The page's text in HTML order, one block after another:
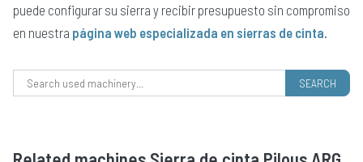
puede configurar su sierra y recibir presupuesto sin compromiso
en nuestra página web especializada en sierras de cinta
Search for: